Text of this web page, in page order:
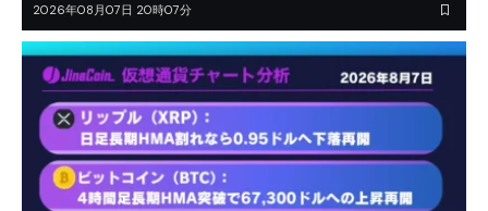
2026年08月07日 20時07分